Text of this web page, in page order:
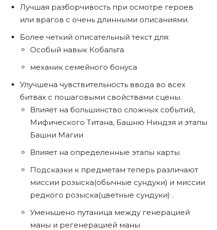
Лучшая разборчивость при осмотре героев
или врагов с очень длинными описаниями.
Более четкий описательный текст для:
Особый навык Кобальта
механик семейного бонуса
Улучшена чувствительность ввода во всех
битвах с пошаговыми свойствами сцены.
Влияет на большинство сложных событий,
Мифического Титана, Башню Ниндзя и этапы
Башни Магии
Влияет на определенные этапы карты
Подсказки к предметам теперь различают
миссии розыска(обычные сундуки) и миссии
редкого розыска(цветные сундуки) .
Уменьшено путаница между генерацией
маны и регенерацией маны